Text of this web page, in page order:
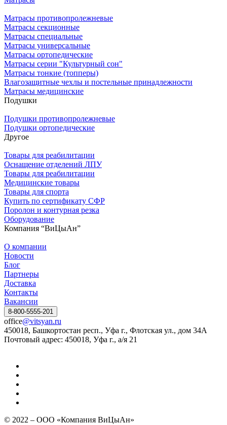
Матрасы противопролежневые
Матрасы секционные
Матрасы специальные
Матрасы универсальные
Матрасы ортопедические
Матрасы серии "Культурный сон"
Матрасы тонкие (топперы)
Влагозащитные чехлы и постельные принадлежности
Матрасы медицинские
Подушки
Подушки противопролежневые
Подушки ортопедические
Другое
Товары для реабилитации
Оснащение отделений ЛПУ
Товары для реабилитации
Медицинские товары
Товары для спорта
Купить по сертификату СФР
Поролон и контурная резка
Оборудование
Компания “ВиЦыАн”
О компании
Новости
Блог
Партнеры
Доставка
Контакты
Вакансии
8-800-5555-201
office@vitsyan.ru
450018, Башкортостан респ., Уфа г., Флотская ул., дом 34А
Почтовый адрес: 450018, Уфа г., а/я 21
© 2022 – ООО «Компания ВиЦыАн»